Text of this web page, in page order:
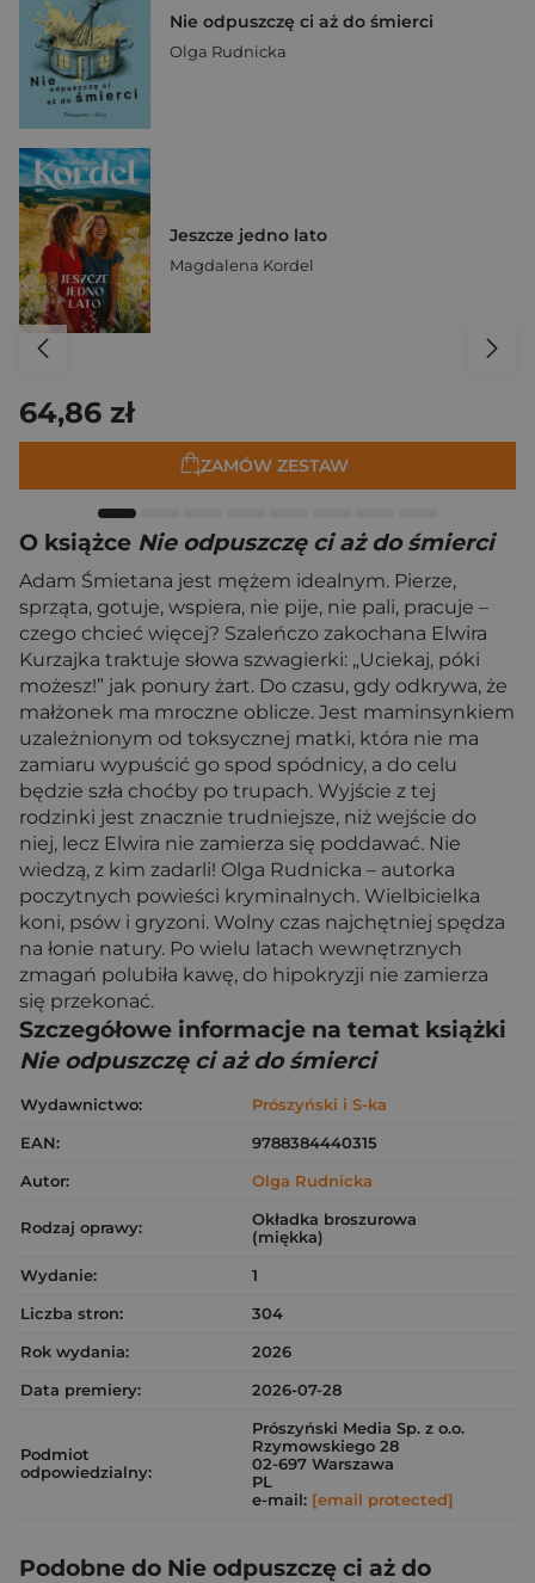
Nie odpuszczę ci aż do śmierci
Olga Rudnicka
Jeszcze jedno lato
Magdalena Kordel
64,86 zł
ZAMÓW ZESTAW
O książce Nie odpuszczę ci aż do śmierci
Adam Śmietana jest mężem idealnym. Pierze,
sprząta, gotuje, wspiera, nie pije, nie pali, pracuje –
czego chcieć więcej? Szaleńczo zakochana Elwira
Kurzajka traktuje słowa szwagierki: „Uciekaj, póki
możesz!” jak ponury żart. Do czasu, gdy odkrywa, że
małżonek ma mroczne oblicze. Jest maminsynkiem
uzależnionym od toksycznej matki, która nie ma
zamiaru wypuścić go spod spódnicy, a do celu
będzie szła choćby po trupach. Wyjście z tej
rodzinki jest znacznie trudniejsze, niż wejście do
niej, lecz Elwira nie zamierza się poddawać. Nie
wiedzą, z kim zadarli! Olga Rudnicka – autorka
poczytnych powieści kryminalnych. Wielbicielka
koni, psów i gryzoni. Wolny czas najchętniej spędza
na łonie natury. Po wielu latach wewnętrznych
zmagań polubiła kawę, do hipokryzji nie zamierza
się przekonać.
Szczegółowe informacje na temat książki
Nie odpuszczę ci aż do śmierci
Wydawnictwo:
Prószyński i S-ka
EAN:
9788384440315
Autor:
Olga Rudnicka
Rodzaj oprawy:
Okładka broszurowa
(miękka)
Wydanie:
1
Liczba stron:
304
Rok wydania:
2026
Data premiery:
2026-07-28
Podmiot
odpowiedzialny:
Prószyński Media Sp. z o.o.
Rzymowskiego 28
02-697 Warszawa
PL
e-mail: [email protected]
Podobne do Nie odpuszczę ci aż do